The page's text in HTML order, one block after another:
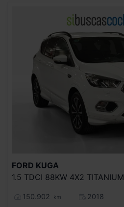
FORD KUGA
1.5 TDCI 88KW 4X2 TITANIUM
150.902 km
2018